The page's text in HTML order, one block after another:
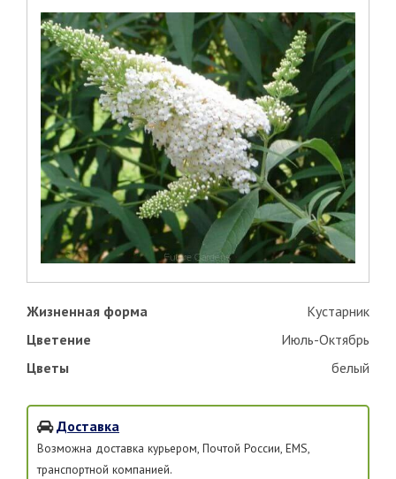
Жизненная форма
Кустарник
Цветение
Июль-Октябрь
Цветы
белый
Доставка
Возможна доставка курьером, Почтой России, EMS,
транспортной компанией.